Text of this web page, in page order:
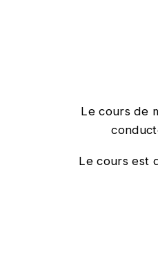
Le cours de
Le cours est